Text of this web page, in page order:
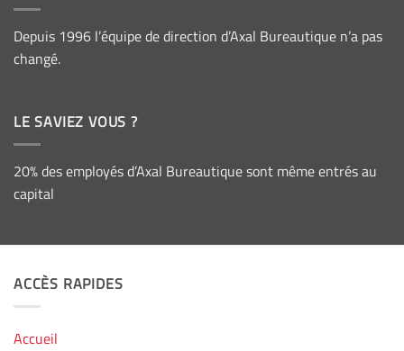
Depuis 1996 l’équipe de direction d’Axal Bureautique n’a pas
changé.
LE SAVIEZ VOUS ?
20% des employés d’Axal Bureautique sont même entrés au
capital
ACCÈS RAPIDES
Accueil